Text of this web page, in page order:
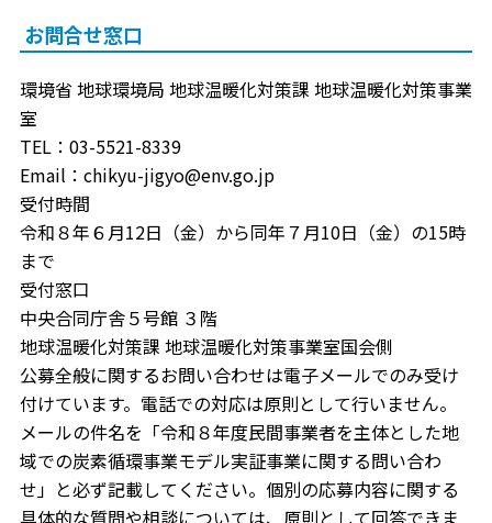
お問合せ窓口
環境省 地球環境局 地球温暖化対策課 地球温暖化対策事業
室
TEL：03-5521-8339
Email：chikyu-jigyo@env.go.jp
受付時間
令和８年６月12日（金）から同年７月10日（金）の15時
まで
受付窓口
中央合同庁舎５号館 ３階
地球温暖化対策課 地球温暖化対策事業室国会側
公募全般に関するお問い合わせは電子メールでのみ受け
付けています。電話での対応は原則として行いません。
メールの件名を「令和８年度民間事業者を主体とした地
域での炭素循環事業モデル実証事業に関する問い合わ
せ」と必ず記載してください。個別の応募内容に関する